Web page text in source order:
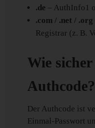
.de – AuthInfo1
.com / .net / .org
Registrar (z. B.
Wie
Authcode?
Der Authcode ist
Einmal-Passwort